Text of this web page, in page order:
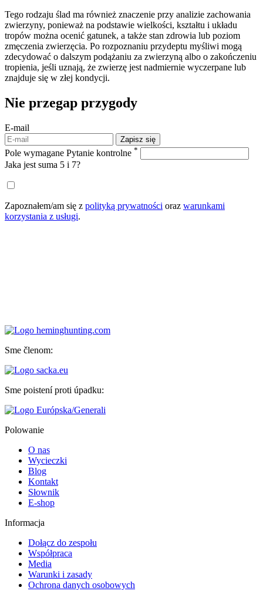
Tego rodzaju ślad ma również znaczenie przy analizie zachowania
zwierzyny, ponieważ na podstawie wielkości, kształtu i układu
tropów można ocenić gatunek, a także stan zdrowia lub poziom
zmęczenia zwierzęcia. Po rozpoznaniu przydeptu myśliwi mogą
zdecydować o dalszym podążaniu za zwierzyną albo o zakończeniu
tropienia, jeśli uznają, że zwierzę jest nadmiernie wyczerpane lub
znajduje się w złej kondycji.
Nie przegap przygody
E-mail
Zapisz się
Pole wymagane Pytanie kontrolne *
Jaka jest suma 5 i 7?
Zapoznałem/am się z polityką prywatności oraz warunkami
korzystania z usługi.
Sme členom:
Sme poistení proti úpadku:
Polowanie
O nas
Wycieczki
Blog
Kontakt
Słownik
E-shop
Informacja
Dołącz do zespołu
Współpraca
Media
Warunki i zasady
Ochrona danych osobowych